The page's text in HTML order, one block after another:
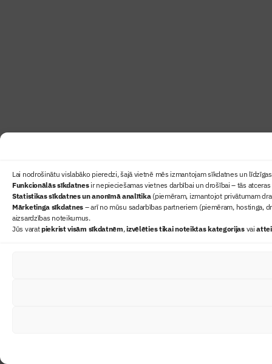
Lai nodrošinātu vislabāko pieredzi, šajā vietnē mēs izmantojam sīkdatnes un
Funkcionālās sīkdatnesir nepieciešamas vietnes darbībai un drošībai – tās
Statistikas sīkdatnes un anonīmā analītika(piemēram, izmantojot privātumam
Mārketinga sīkdatnes – arī no mūsu sadarbības partneriem (piemēram, hostinga,
aizsardzības noteikumus.
Jūs varatpiekrist visām sīkdatnēm,izvēlēties tikai noteiktas kategorijasvai